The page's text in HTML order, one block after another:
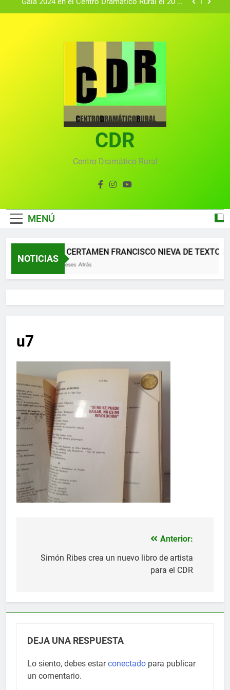
Gala 2024 en el Centro Dramático Rural el 20 de
convocado por el Centro Dramático Rural de Mira
(Cuenca)
Gala anual virtual del Centro Dramático Rural de
Gala del Centro Dramático Rural 2025
Gala 2024 en el Centro Dramático Rural el 20 de
Textos seleccionados en el VI Certamen
Francisco Nieva de piezas breves teatrales
convocado por el Centro Dramático Rural de Mira
Gala anual virtual del Centro Dramático Rural de
CDR
Centro Dramático Rural
MENÚ
NOTICIAS
XII CERTAMEN FRANCISCO NIEVA DE TEXTOS
2 Meses Atrás
u7
Anterior:
Simón Ribes crea un nuevo libro de artista
para el CDR
DEJA UNA RESPUESTA
Lo siento, debes estarconectado para publicar
un comentario.